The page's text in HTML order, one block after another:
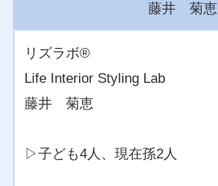
藤井 菊恵
リズラボ®️
Life Interior Styling Lab
藤井 菊恵
▷子ども4人、現在孫2人